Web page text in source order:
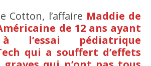
Cotton, l’affaire Maddie de
de 12 ans ayant
l’essai pédiatrique
qui a souffert d’effets